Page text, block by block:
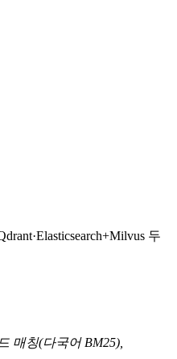
두
매칭(다국어 BM25),